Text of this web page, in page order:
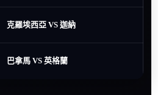
克羅埃西亞 VS 迦納
巴拿馬 VS 英格蘭